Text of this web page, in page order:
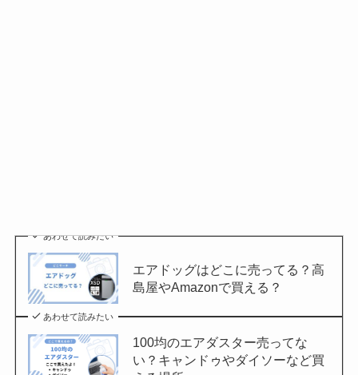
あわせて読みたい
エアドッグはどこに売ってる？高
島屋やAmazonで買える？
あわせて読みたい
100均のエアダスター売ってな
い？キャンドゥやダイソーなど買